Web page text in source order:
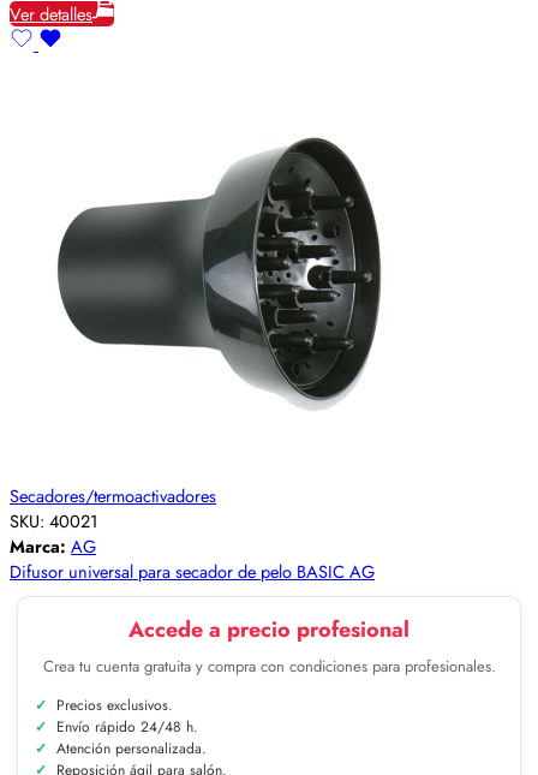
Ver detalles
Secadores/termoactivadores
SKU: 40021
Marca: AG
Difusor universal para secador de pelo BASIC AG
Accede a precio profesional
Crea tu cuenta gratuita y compra con condiciones para profesionales.
Precios exclusivos.
Envío rápido 24/48 h.
Atención personalizada.
Reposición ágil para salón.